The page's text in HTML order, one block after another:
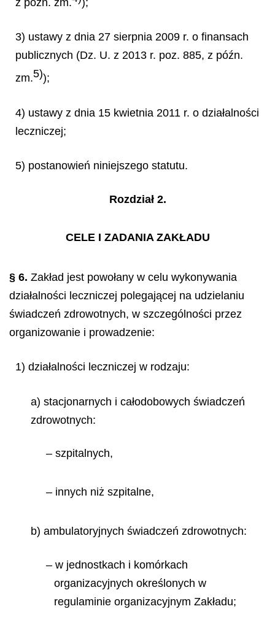
3) ustawy z dnia 27 sierpnia 2009 r. o finansach
publicznych (Dz. U. z 2013 r. poz. 885, z późn.
zm.5));
4) ustawy z dnia 15 kwietnia 2011 r. o działalności
leczniczej;
5) postanowień niniejszego statutu.
Rozdział 2.
CELE I ZADANIA ZAKŁADU
§ 6. Zakład jest powołany w celu wykonywania
działalności leczniczej polegającej na udzielaniu
świadczeń zdrowotnych, w szczególności przez
organizowanie i prowadzenie:
1) działalności leczniczej w rodzaju:
a) stacjonarnych i całodobowych świadczeń
zdrowotnych:
– szpitalnych,
– innych niż szpitalne,
b) ambulatoryjnych świadczeń zdrowotnych:
– w jednostkach i komórkach
organizacyjnych określonych w
regulaminie organizacyjnym Zakładu;